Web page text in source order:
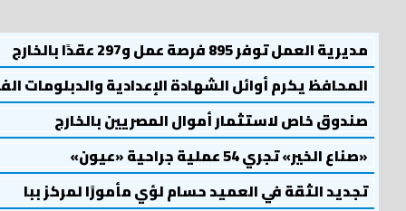
مديرية العمل توفر 895 فرصة عمل و297 عقدًا بالخارج
المحافظ يكرم أوائل الشهادة الإعدادية والدبلومات
صندوق خاص لاستثمار أموال المصريين بالخارج
«صناع الخير» تجري 54 عملية جراحية «عيون»
تجديد الثقة في العميد حسام لؤي مأمورًا لمركز ببا